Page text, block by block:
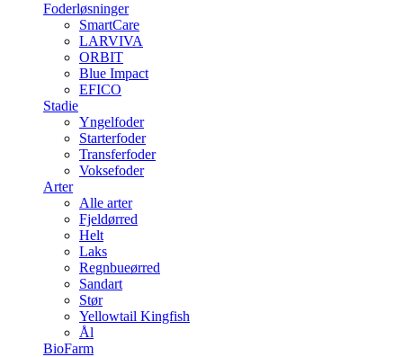
Foderløsninger
SmartCare
LARVIVA
ORBIT
Blue Impact
EFICO
Stadie
Yngelfoder
Starterfoder
Transferfoder
Voksefoder
Arter
Alle arter
Fjeldørred
Helt
Laks
Regnbueørred
Sandart
Stør
Yellowtail Kingfish
Ål
BioFarm